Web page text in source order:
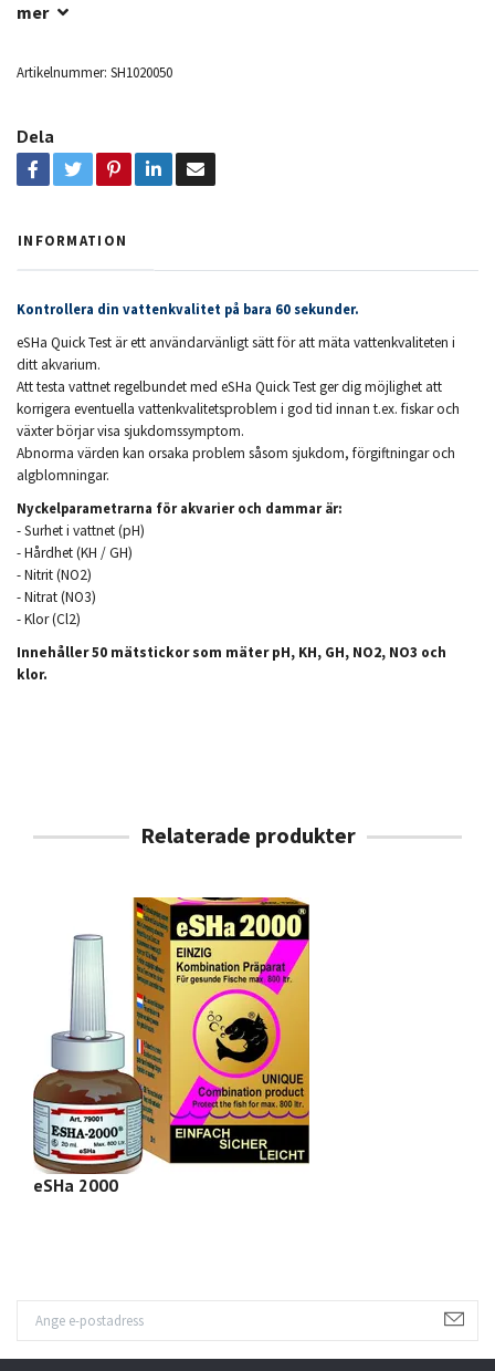
mer
Artikelnummer: SH1020050
Dela
INFORMATION
Kontrollera din vattenkvalitet på bara 60 sekunder.
eSHa Quick Test är ett användarvänligt sätt för att mäta vattenkvaliteten i
ditt akvarium.
Att testa vattnet regelbundet med eSHa Quick Test ger dig möjlighet att
korrigera eventuella vattenkvalitetsproblem i god tid innan t.ex. fiskar och
växter börjar visa sjukdomssymptom.
Abnorma värden kan orsaka problem såsom sjukdom, förgiftningar och
algblomningar.
Nyckelparametrarna för akvarier och dammar är:
- Surhet i vattnet (pH)
- Hårdhet (KH / GH)
- Nitrit (NO2)
- Nitrat (NO3)
- Klor (Cl2)
Innehåller 50 mätstickor som mäter pH, KH, GH, NO2, NO3 och
klor.
eSHa 2000